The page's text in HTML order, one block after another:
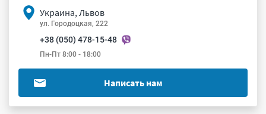
Украина, Львов
ул. Городоцкая, 222
+38 (050) 478-15-48
Пн-Пт 8:00 - 18:00
Написать нам